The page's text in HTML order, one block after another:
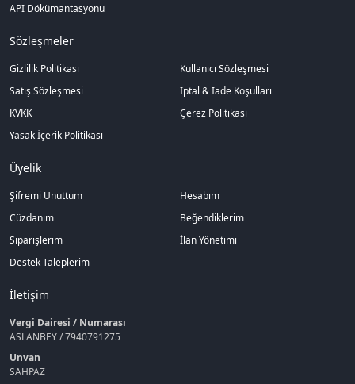
API Dökümantasyonu
Sözleşmeler
Gizlilik Politikası
Kullanıcı Sözleşmesi
Satış Sözleşmesi
İptal & İade Koşulları
KVKK
Çerez Politikası
Yasak İçerik Politikası
Üyelik
Şifremi Unuttum
Hesabım
Cüzdanım
Beğendiklerim
Siparişlerim
İlan Yönetimi
Destek Taleplerim
İletişim
Vergi Dairesi / Numarası
ASLANBEY / 7940791275
Unvan
SAHPAZ